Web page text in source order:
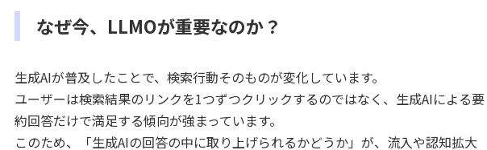
なぜ今、LLMOが重要なのか？
生成AIが普及したことで、検索行動そのものが変化しています。
ユーザーは検索結果のリンクを1つずつクリックするのではなく、生成AIによる要
約回答だけで満足する傾向が強まっています。
このため、「生成AIの回答の中に取り上げられるかどうか」が、流入や認知拡大